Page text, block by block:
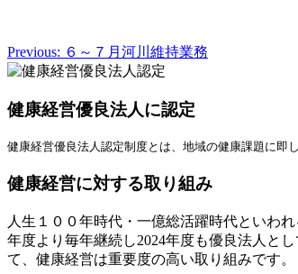
投
稿
ナ
ビ
ゲ
シ
ョ
Previous: ６～７月河川維持業務
健康経営優良法人に認定
健康経営優良法人認定制度とは、地域の健康課題に即
健康経営に対する取り組み
人生１００年時代・一億総活躍時代といわ
年度より毎年継続し2024年度も優良法人と
て、健康経営は重要度の高い取り組みです。